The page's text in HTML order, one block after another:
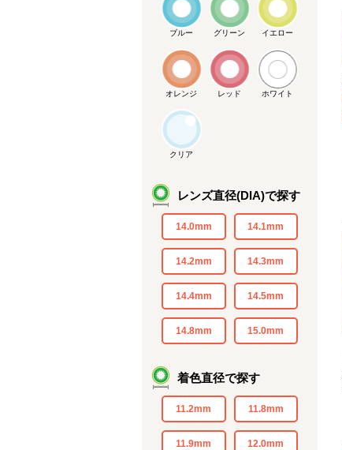
ブルー グリーン イエロー
オレンジ レッド ホワイト
クリア
レンズ直径(DIA)で探す
14.0mm 14.1mm
14.2mm 14.3mm
14.4mm 14.5mm
14.8mm 15.0mm
着色直径で探す
11.2mm 11.8mm
11.9mm 12.0mm
メーカー提供画像